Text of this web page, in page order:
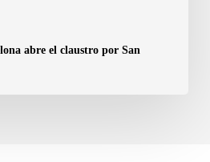
abre el claustro por San